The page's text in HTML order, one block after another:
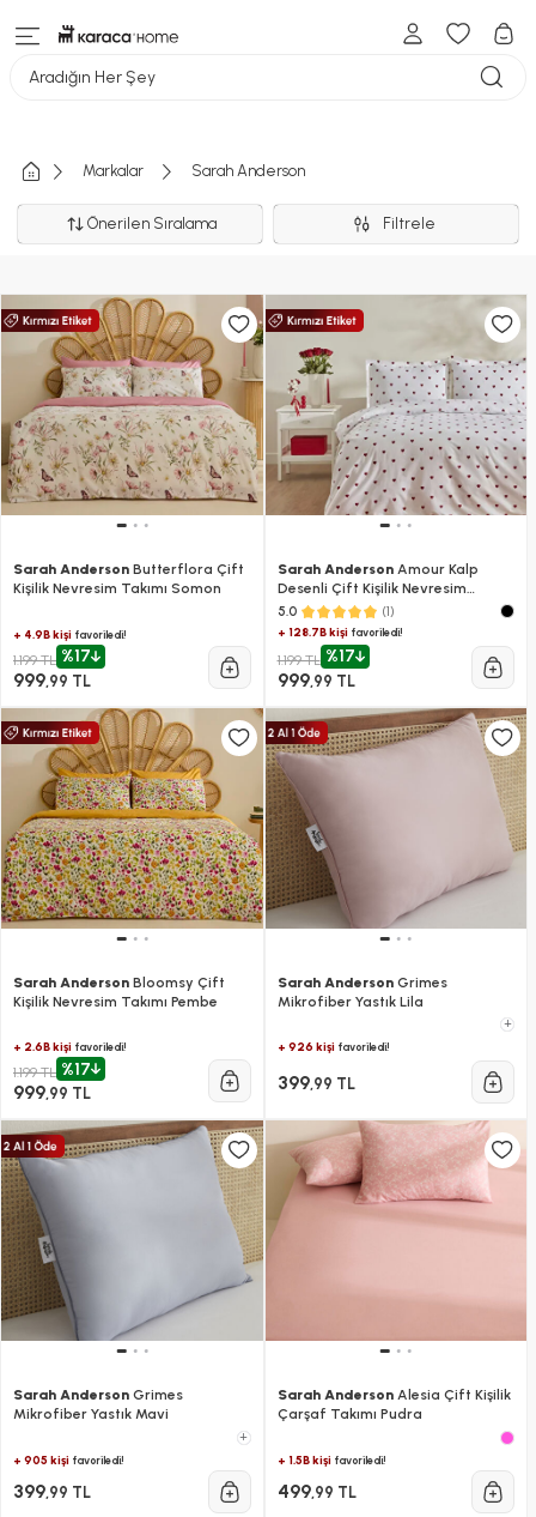
Aradığın Her Şey
Markalar Sarah Anderson
Önerilen Sıralama Filtrele
Sarah Anderson Butterflora Çift
Kişilik Nevresim Takımı Somon
+ 4.9B kişi favoriledi!
1.199 TL %17
999,99 TL
Sarah AndersonAmour Kalp
Desenli Çift Kişilik Nevresim
Takımı
5.0 (1)
+ 128.7B kişifavoriledi!
1.199 TL %17
999,99 TL
Sarah Anderson Bloomsy Çift
Kişilik Nevresim Takımı Pembe
+ 2.6B kişi favoriledi!
1.199 TL %17
999,99 TL
Sarah AndersonGrimes
Mikrofiber Yastık Lila
+
+ 926 kişifavoriledi!
399,99 TL
Sarah Anderson Grimes
Mikrofiber Yastık Mavi
+
+ 905 kişi favoriledi!
399,99 TL
Sarah AndersonAlesia Çift Kişilik
Çarşaf Takımı Pudra
+ 1.5B kişifavoriledi!
499,99 TL